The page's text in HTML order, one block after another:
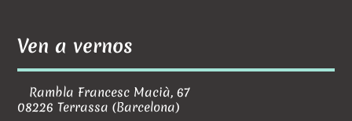
Ven a vernos
Rambla Francesc Macià, 67
08226 Terrassa (Barcelona)